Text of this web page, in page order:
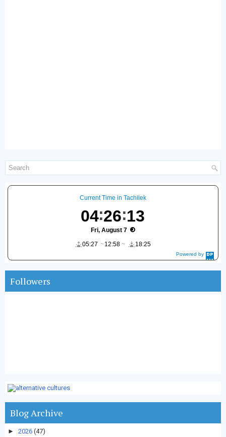
Powered by
DaysPedia.c
Current Time in Tachilek
04 26 14
Fri, August 7
05:27
12:58 18:25
Followers
Blog Archive
► 2026 (47)